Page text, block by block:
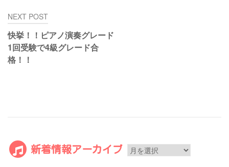
ョ
ン
NEXT POST
快挙！！ピアノ演奏グレード
1回受験で4級グレード合
格！！
新着情報アーカイブ
新